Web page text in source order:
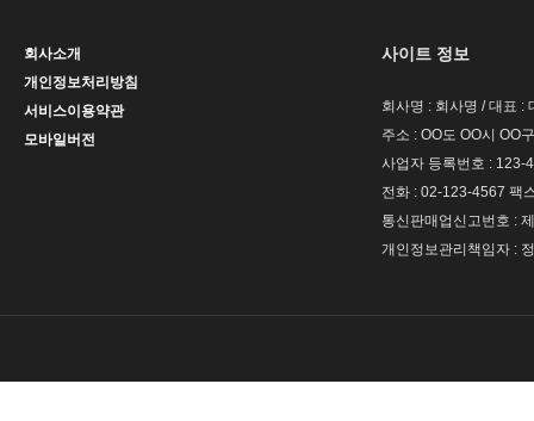
회사소개
개인정보처리방침
서비스이용약관
모바일버전
사이트 정보
회사명 : 회사명 / 대표 :
주소 : OO도 OO시 OO
사업자 등록번호 : 123-
전화 : 02-123-4567 팩
통신판매업신고번호 :
개인정보관리책임자 :